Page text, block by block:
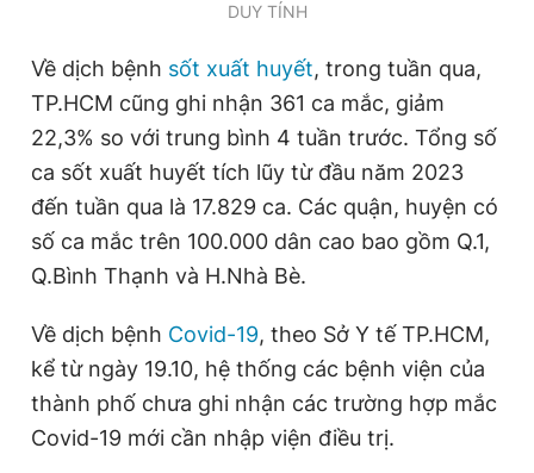
chép dưới mọi hình thức nếu không có sự chấp thuận bằng văn
bản. Phát triển bởi ePi Technologies, JSC.
DUY TÍNH
Về dịch bệnh sốt xuất huyết, trong tuần qua,
TP.HCM cũng ghi nhận 361 ca mắc, giảm
22,3% so với trung bình 4 tuần trước. Tổng số
ca sốt xuất huyết tích lũy từ đầu năm 2023
đến tuần qua là 17.829 ca. Các quận, huyện có
số ca mắc trên 100.000 dân cao bao gồm Q.1,
Q.Bình Thạnh và H.Nhà Bè.
Về dịch bệnh Covid-19, theo Sở Y tế TP.HCM,
kể từ ngày 19.10, hệ thống các bệnh viện của
thành phố chưa ghi nhận các trường hợp mắc
Covid-19 mới cần nhập viện điều trị.